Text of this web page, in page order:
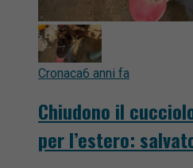
Cronaca6 anni fa
Chiudono il
per l’estero: